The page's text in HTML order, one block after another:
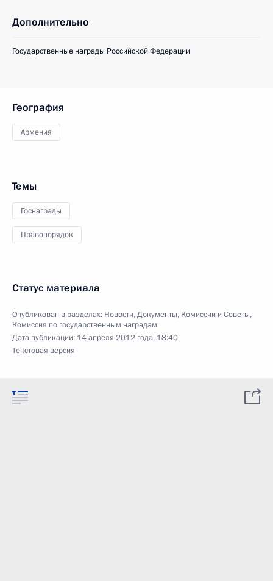
Дополнительно
Государственные награды Российской Федерации
География
Армения
Темы
Госнаграды
Правопорядок
Статус материала
Опубликован в разделах: Новости,Документы, Комиссии и Советы,
Комиссия по государственным наградам
Дата публикации: 14 апреля 2012 года, 18:40
Текстовая версия